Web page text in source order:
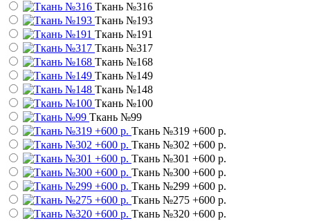
Ткань №316
Ткань №193
Ткань №191
Ткань №317
Ткань №168
Ткань №149
Ткань №148
Ткань №100
Ткань №99
Ткань №319 +600 р.
Ткань №302 +600 р.
Ткань №301 +600 р.
Ткань №300 +600 р.
Ткань №299 +600 р.
Ткань №275 +600 р.
Ткань №320 +600 р.